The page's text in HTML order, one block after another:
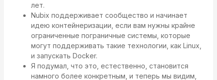
лет.
Nubix поддерживает сообщество и начинает
идею контейнеризации, если вам нужны крайне
ограниченные пограничные системы, которые
могут поддерживать такие технологии, как Linux,
и запускать Docker.
Я подумал, что это, естественно, становится
намного более конкретным, и теперь мы видим,